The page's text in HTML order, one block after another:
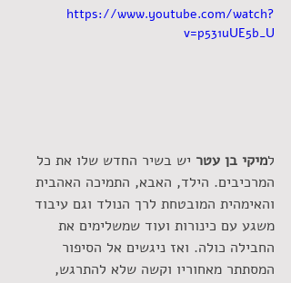
https://www.youtube.com/watch?
v=p531uUE5b_U
למיקי בן עטר יש בשיר החדש שלו את כל
המרכיבים. הילד, האבא, התמיכה האהבית
והאימהית המובטחת לרך הנולד וגם עיבוד
משגע עם כינורות ועוד שמשלימים את
החבילה כולה. ואז ניגשים אל הסיפור
המסתתר מאחוריו וקשה שלא להתרגש,